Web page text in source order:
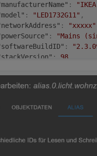
:
: "LED1732G11" ,
: "xxxxx"
: "Mains
:
: 98
: 2
: 255
:
{